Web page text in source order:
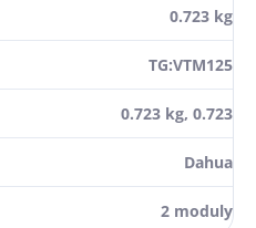
0.723 kg
TG:VTM125
0.723 kg, 0.723
Dahua
2 moduly